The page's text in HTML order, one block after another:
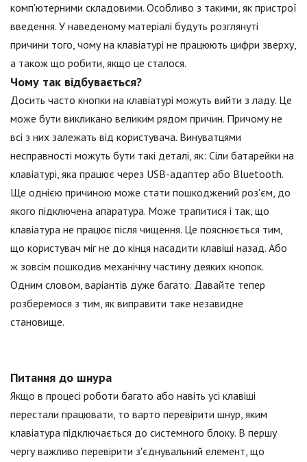
комп'ютерними складовими. Особливо з такими, як пристрої
введення. У наведеному матеріалі будуть розглянуті
причини того, чому на клавіатурі не працюють цифри зверху,
а також що робити, якщо це сталося.
Чому так відбувається?
Досить часто кнопки на клавіатурі можуть вийти з ладу. Це
може бути викликано великим рядом причин. Причому не
всі з них залежать від користувача. Винуватцями
несправності можуть бути такі деталі, як: Сіли батарейки на
клавіатурі, яка працює через USB-адаптер або Bluetooth.
Ще однією причиною може стати пошкоджений роз'єм, до
якого підключена апаратура. Може трапитися і так, що
клавіатура не працює після чищення. Це пояснюється тим,
що користувач міг не до кінця насадити клавіші назад. Або
ж зовсім пошкодив механічну частину деяких кнопок.
Одним словом, варіантів дуже багато. Давайте тепер
розберемося з тим, як виправити таке незавидне
становище.
Питання до шнура
Якщо в процесі роботи багато або навіть усі клавіші
перестали працювати, то варто перевірити шнур, яким
клавіатура підключається до системного блоку. В першу
чергу важливо перевірити з'єднувальний елемент, що